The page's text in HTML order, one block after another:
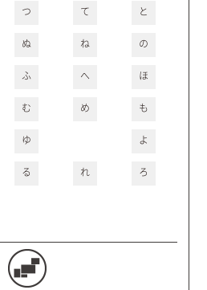
つ て と
ぬ ね の
ふ へ ほ
む め も
ゆ よ
る れ ろ